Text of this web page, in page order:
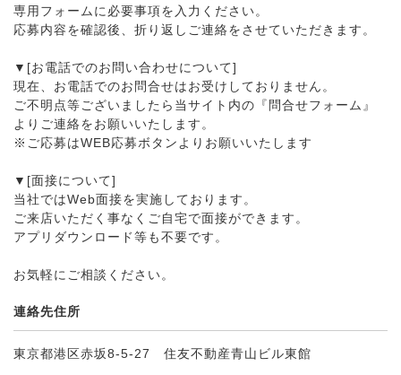
専用フォームに必要事項を入力ください。
応募内容を確認後、折り返しご連絡をさせていただきます。
▼[お電話でのお問い合わせについて]
現在、お電話でのお問合せはお受けしておりません。
ご不明点等ございましたら当サイト内の『問合せフォーム』
よりご連絡をお願いいたします。
※ご応募はWEB応募ボタンよりお願いいたします
▼[面接について]
当社ではWeb面接を実施しております。
ご来店いただく事なくご自宅で面接ができます。
アプリダウンロード等も不要です。
お気軽にご相談ください。
連絡先住所
東京都港区赤坂8-5-27 住友不動産青山ビル東館